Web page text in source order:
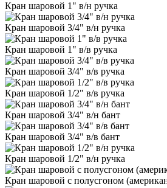
Кран шаровой 1" в/н ручка
Кран шаровой 3/4" в/н ручка
Кран шаровой 1" в/в ручка
Кран шаровой 3/4" в/в ручка
Кран шаровой 1/2" в/в ручка
Кран шаровой 3/4" в/н бант
Кран шаровой 3/4" в/в бант
Кран шаровой 1/2" в/н ручка
Кран шаровой с полусгоном